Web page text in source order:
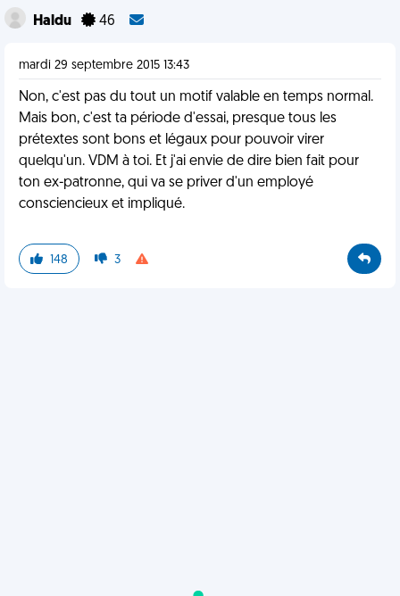
Haldu 46
mardi 29 septembre 2015 13:43
Non, c'est pas du tout un motif valable en temps normal.
Mais bon, c'est ta période d'essai, presque tous les
prétextes sont bons et légaux pour pouvoir virer
quelqu'un. VDM à toi. Et j'ai envie de dire bien fait pour
ton ex-patronne, qui va se priver d'un employé
consciencieux et impliqué.
148 3